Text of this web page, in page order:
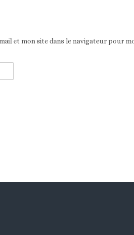
et mon site dans le navigateur pour